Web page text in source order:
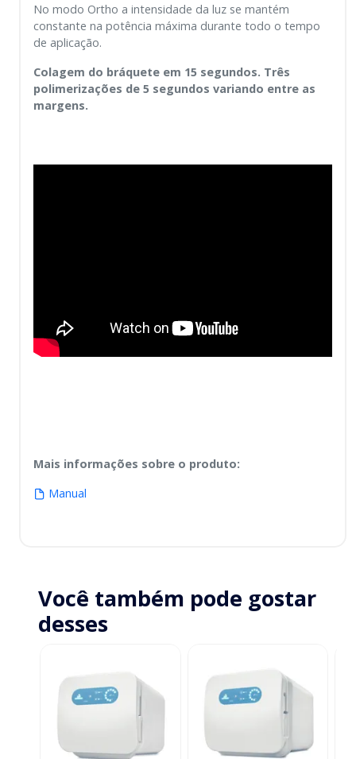
No modo Ortho a intensidade da luz se mantém
constante na potência máxima durante todo o tempo
de aplicação.
Colagem do bráquete em 15 segundos. Três
polimerizações de 5 segundos variando entre as
margens.
Mais informações sobre o produto:
Manual
Você também pode gostar
desses